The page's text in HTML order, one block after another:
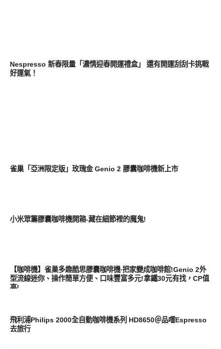
Nespresso 新春限量「濃情迎春開運禮盒」 還有開運刮刮卡挑戰
好運氣！
雀巢「亞洲限定版」玫瑰金 Genio 2 膠囊咖啡機新上市
小米眾籌膠囊咖啡機開箱-藏在細節裡的魔鬼!
【咖啡機】雀巢多趣酷思膠囊咖啡機‧把家變成咖啡館!Genio 2外
型流線迷你、操作簡單方便、口味豐富多元!拿鐵30元有找，CP值
高!
飛利浦Philips 2000全自動咖啡機系列 HD8650＠品嚐Espresso
去旅行